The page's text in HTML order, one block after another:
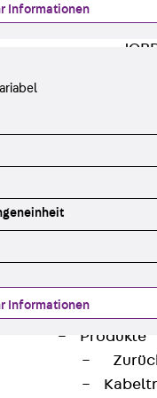
CAD
Services
Referenzen
Ausbau
Zurück
Produkte
Informationen
Informationen